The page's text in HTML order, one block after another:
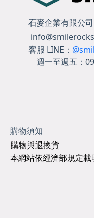
石麥企業有限公
客服 LINE：
週一至週五：
購物須知
購物與退換貨
本網站依經濟部規定